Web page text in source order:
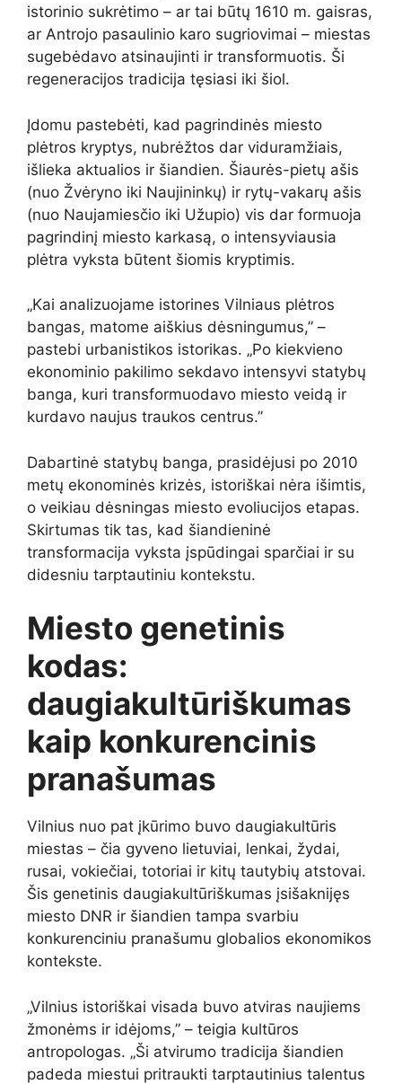
istorinio sukrėtimo – ar tai būtų 1610 m. gaisras,
ar Antrojo pasaulinio karo sugriovimai – miestas
sugebėdavo atsinaujinti ir transformuotis. Ši
regeneracijos tradicija tęsiasi iki šiol.
Įdomu pastebėti, kad pagrindinės miesto
plėtros kryptys, nubrėžtos dar viduramžiais,
išlieka aktualios ir šiandien. Šiaurės-pietų ašis
(nuo Žvėryno iki Naujininkų) ir rytų-vakarų ašis
(nuo Naujamiesčio iki Užupio) vis dar formuoja
pagrindinį miesto karkasą, o intensyviausia
plėtra vyksta būtent šiomis kryptimis.
„Kai analizuojame istorines Vilniaus plėtros
bangas, matome aiškius dėsningumus,” –
pastebi urbanistikos istorikas. „Po kiekvieno
ekonominio pakilimo sekdavo intensyvi statybų
banga, kuri transformuodavo miesto veidą ir
kurdavo naujus traukos centrus.”
Dabartinė statybų banga, prasidėjusi po 2010
metų ekonominės krizės, istoriškai nėra išimtis,
o veikiau dėsningas miesto evoliucijos etapas.
Skirtumas tik tas, kad šiandieninė
transformacija vyksta įspūdingai sparčiai ir su
didesniu tarptautiniu kontekstu.
Miesto genetinis
kodas:
daugiakultūriškumas
kaip konkurencinis
pranašumas
Vilnius nuo pat įkūrimo buvo daugiakultūris
miestas – čia gyveno lietuviai, lenkai, žydai,
rusai, vokiečiai, totoriai ir kitų tautybių atstovai.
Šis genetinis daugiakultūriškumas įsišaknijęs
miesto DNR ir šiandien tampa svarbiu
konkurenciniu pranašumu globalios ekonomikos
kontekste.
„Vilnius istoriškai visada buvo atviras naujiems
žmonėms ir idėjoms,” – teigia kultūros
antropologas. „Ši atvirumo tradicija šiandien
padeda miestui pritraukti tarptautinius talentus